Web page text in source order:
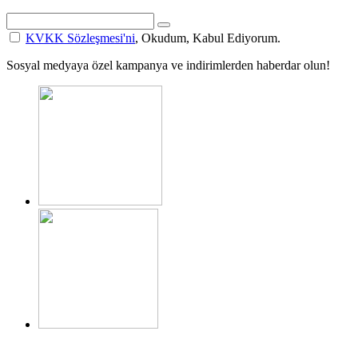
KVKK Sözleşmesi'ni, Okudum, Kabul Ediyorum.
Sosyal medyaya özel kampanya ve indirimlerden haberdar olun!